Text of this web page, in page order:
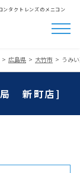
タクトレンズのメニコン
広島県 大竹市 うみ
局 新町店]